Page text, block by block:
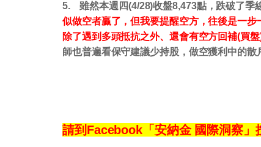
5.雖然本週四(4/28)收盤8,473點，跌破了季
似做空者贏了，但我要提醒空方，往後是一步
除了遇到多頭抵抗之外、還會有空方回補(買盤
師也普遍看保守建議少持股，做空獲利中的散
請到Facebook「安納金 國際洞察」